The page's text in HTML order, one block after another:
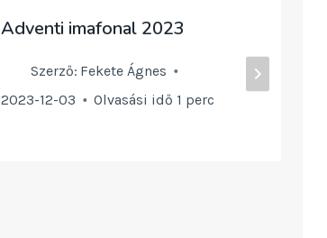
Adventi imafonal 2023
Szerző: Fekete Ágnes
2023-12-03
Olvasási idő 1 perc